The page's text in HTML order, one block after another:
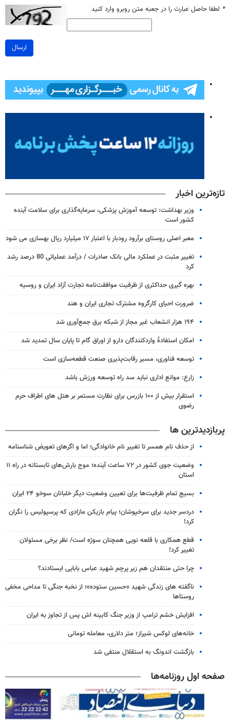
* لطفا حاصل عبارت را در جعبه متن روبرو وارد کنید
ارسال
تازه‌ترین اخبار
وزیر بهداشت: توسعه آموزش پزشکی، سرمایه‌گذاری برای سلامت آینده
کشور است
معبر اصلی روستای برآرود رودبار با اعتبار ۱۷ میلیارد ریال بهسازی می شود
تغییر مثبت در عملکرد مالی بانک صادرات / درآمد عملیاتی 80 درصد رشد
کرد
بهره گیری حداکثری از ظرفیت موافقت‌نامه تجارت آزاد ایران و روسیه
ضرورت احیای کارگروه مشترک تجاری ایران و هند
۱۹۴ هزار انشعاب غیر مجاز از شبکه برق جمع‌آوری شد
امکان استفادۀ واردکنندگان دارو از اوراق گام تا پایان سال تمدید شد
توسعه فناوری، مسیر رقابت‌پذیری صنعت قطعه‌سازی است
زارع: موانع اداری نباید سد راه توسعه ورزش باشد
استقرار بیش از ۱۰۰ بازرس برای نظارت مستمر بر هتل های اطراف حرم
رضوی
پربازدیدترین ها
از حذف نام همسر تا تغییر نام خانوادگی؛ اما و اگرهای تعویض شناسنامه
وضعیت جوی کشور در ۷۲ ساعت آینده؛ موج بارش‌های تابستانه در راه ۱۱
استان
بسیج تمام ظرفیت‌ها برای تعیین وضعیت دیگر خلبانان سوخو ۲۴ ایران
دردسر جدید برای سرخپوشان؛ پیام بازیکن مازادی که پرسپولیس را نگران
کرد!
قطع همکاری با قلعه نویی همچنان سوژه است/ نظر برخی مسئولان
تغییر کرد!
چرا حتی منتقدان هم زیر پرچم شهید عباس بابایی ایستادند؟
ناگفته های زندگی شهید «حسین ستوده»؛ از نخبه جنگی تا مداحی مخفی
روستاها
افزایش خشم ترامپ از وزیر جنگ کابینه اش پس از تجاوز به ایران
خانه‌های لوکس شیراز؛ متر دلاری، معامله تومانی
بازگشت اندونگ به استقلال منتفی شد
صفحه اول روزنامه‌ها